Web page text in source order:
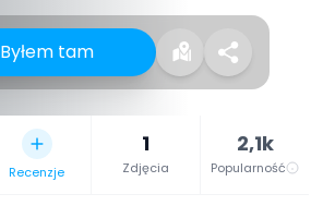
Byłem tam
Recenzje
1
Zdjęcia
2,1k
Popularność